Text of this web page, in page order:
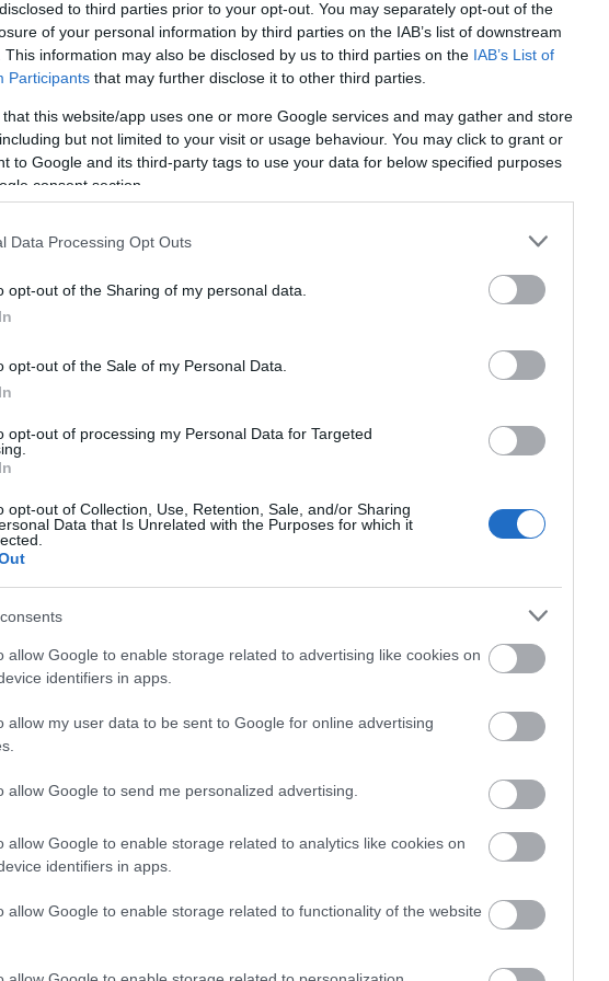
to third parties prior to your opt-out. You may separately opt-out of the
of your personal information by third parties on the IAB’s list of downstream
This information may also be disclosed by us to third parties on the IAB’s List of
Participants that may further disclose it to other third parties.
that this website/app uses one or more Google services and may gather and store
but not limited to your visit or usage behaviour. You may click to grant or
to Google and its third-party tags to use your data for below specified purposes
consent section.
Data Processing Opt Outs
opt-out of the Sharing of my personal data.
opt-out of the Sale of my Personal Data.
opt-out of processing my Personal Data for Targeted
opt-out of Collection, Use, Retention, Sale, and/or Sharing
Data that Is Unrelated with the Purposes for which it
allow Google to enable storage related to advertising like cookies on
identifiers in apps.
allow my user data to be sent to Google for online advertising
allow Google to send me personalized advertising.
allow Google to enable storage related to analytics like cookies on
identifiers in apps.
allow Google to enable storage related to functionality of the website
sportágakban elért helyezések döntenek
- jelezte kedden a közösségi oldalán
elismerni, akik a 2021/2022-es tanévben
sportteljesítményt nyújtottak.
es tanév végén elérte legalább a 4,7-es átlagot,
és versenyeken 1-6. helyezést szereztek.
szakirányú
A lakosságra is fontos szerep
elkerülésében